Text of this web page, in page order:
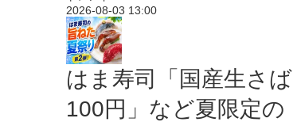
2026-08-03 13:00
はま寿司「国産生さば
100円」など夏限定の